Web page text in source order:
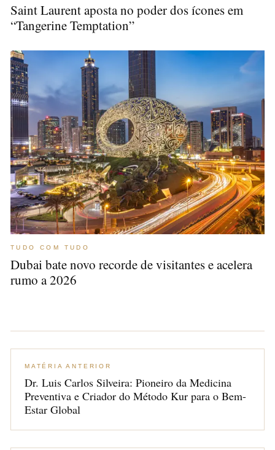
Saint Laurent aposta no poder dos ícones em
“Tangerine Temptation”
TUDO COM TUDO
Dubai bate novo recorde de visitantes e acelera
rumo a 2026
MATÉRIA ANTERIOR
Dr. Luis Carlos Silveira: Pioneiro da Medicina
Preventiva e Criador do Método Kur para o Bem-
Estar Global